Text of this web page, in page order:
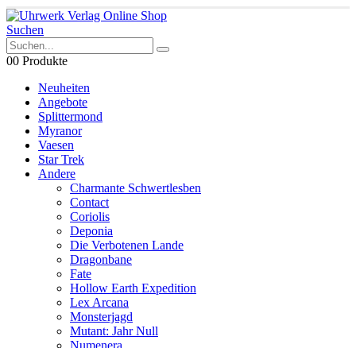
Suchen
00 Produkte
Neuheiten
Angebote
Splittermond
Myranor
Vaesen
Star Trek
Andere
Charmante Schwertlesben
Contact
Coriolis
Deponia
Die Verbotenen Lande
Dragonbane
Fate
Hollow Earth Expedition
Lex Arcana
Monsterjagd
Mutant: Jahr Null
Numenera